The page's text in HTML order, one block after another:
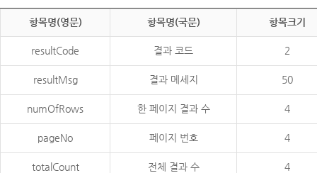
항목명(영문) 항목명(국문) 항목크기
resultCode 결과 코드 2
resultMsg 결과 메세지 50
numOfRows 한 페이지 결과 수 4
pageNo 페이지 번호 4
totalCount 전체 결과 수 4